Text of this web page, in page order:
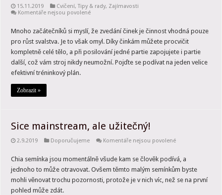
15.11.2019 Cvičení,Tipy & rady, Zajímavosti
Komentáře nejsou povolenéu
názvem
Zvedáním
činek
neposílíte
ruce!
Mnoho začátečníků si myslí, že zvedání činek je činnost vhodná pouze
pro růst svalstva. Je to však omyl. Díky činkám můžete procvičit
kompletně celé tělo, a při posilování jedné partie zapojujete i partie
další, což vám stroj nikdy neumožní. Pojďte se podívat na jeden velice
efektivní tréninkový plán.
Zobrazit »
Sice mainstream, ale užitečný!
2.9.2019 Doporučujeme Komentáře nejsou povolenéu
názvem
Sice
mainstream,
ale
užitečný!
Chia semínka jsou momentálně všude kam se člověk podívá, a
jednoho to může otravovat. Ovšem těmto malým semínkům byste
mohli věnovat trochu pozornosti, protože je v nich víc, než se na první
pohled může zdát.